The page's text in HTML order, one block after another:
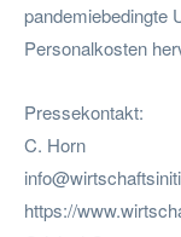
pandemiebedingte
Personalkosten
Pressekontakt:
C. Horn
https://